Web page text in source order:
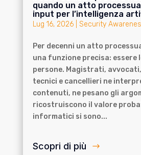
quando un atto
input per l’intelligenza
Lug 16, 2026| Security
Per decenni un atto
una funzione precisa: essere
persone. Magistrati,
tecnici e cancellieri ne
contenuti, ne pesano gli
ricostruiscono il valore
informatici si sono...
Scopri di più